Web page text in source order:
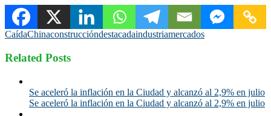
CaídaChinaconstruccióndestacadaindustriamercados
Related Posts
Se aceleró la inflación en la Ciudad y alcanzó al 2,9% en julio
Se aceleró la inflación en la Ciudad y alcanzó al 2,9% en julio